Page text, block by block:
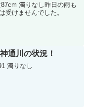
濁りなし昨日の雨も
受けませんでした。
通川の状況！
濁りなし